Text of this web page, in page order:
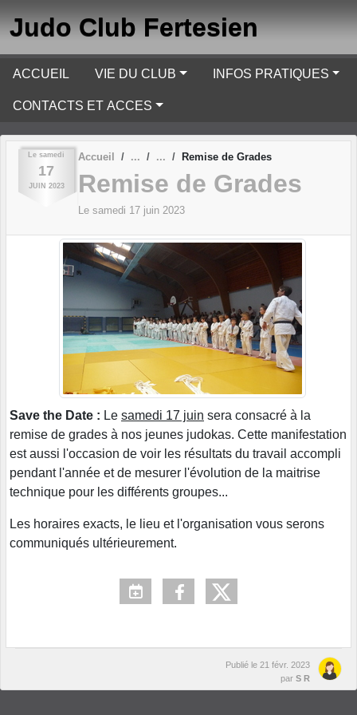
Judo Club Fertesien
ACCUEIL VIE DU CLUB INFOS PRATIQUES
CONTACTS ET ACCES
Le samedi
17
JUIN 2023
Accueil Remise de Grades
Remise de Grades
Le samedi 17 juin 2023
Save the Date : Le samedi 17 juin sera consacré à la
remise de grades à nos jeunes judokas. Cette manifestation
est aussi l'occasion de voir les résultats du travail accompli
pendant l'année et de mesurer l'évolution de la maitrise
technique pour les différents groupes...
Les horaires exacts, le lieu et l'organisation vous serons
communiqués ultérieurement.
Publié le 21 févr. 2023
par S R